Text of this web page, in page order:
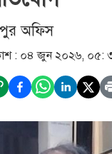
অফিস
: ০৪ জুন ২০২৬, ০৫: